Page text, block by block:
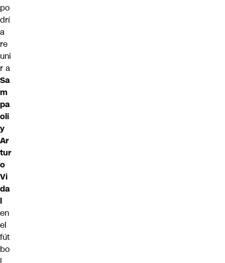
po
drí
a
re
uni
r a
Sa
m
pa
oli
y
Ar
tur
o
Vi
da
l
en
el
fút
bo